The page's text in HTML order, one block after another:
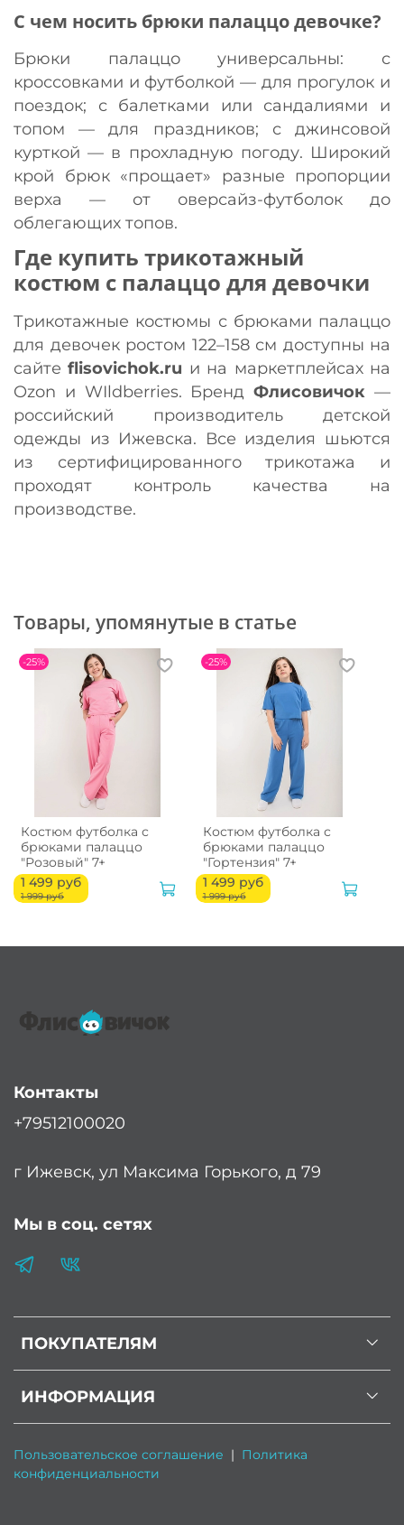
С чем носить брюки палаццо девочке?
Брюки палаццо универсальны: с
кроссовками и футболкой — для прогулок и
поездок; с балетками или сандалиями и
топом — для праздников; с джинсовой
курткой — в прохладную погоду. Широкий
крой брюк «прощает» разные пропорции
верха — от оверсайз-футболок до
облегающих топов.
Где купить трикотажный
костюм с палаццо для девочки
Трикотажные костюмы с брюками палаццо
для девочек ростом 122–158 см доступны на
сайтеflisovichok.ru и на маркетплейсах на
Ozon и WIldberries. БрендФлисовичок —
российский производитель детской
одежды из Ижевска. Все изделия шьются
из сертифицированного трикотажа и
проходят контроль качества на
производстве.
Товары, упомянутые в статье
-25%
Костюм футболка с
брюками палаццо
"Розовый" 7+
1 499 руб
1 999 руб
-25%
Костюм футболка с
брюками палаццо
"Гортензия" 7+
1 499 руб
1 999 руб
ПОКУПАТЕЛЯМ
ИНФОРМАЦИЯ
Контакты
+79512100020
г Ижевск, ул Максима Горького, д 79
Мы в соц. сетях
Пользовательское соглашение | Политика
конфиденциальности